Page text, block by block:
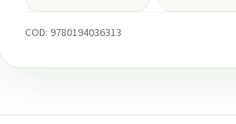
COD: 9780194036313